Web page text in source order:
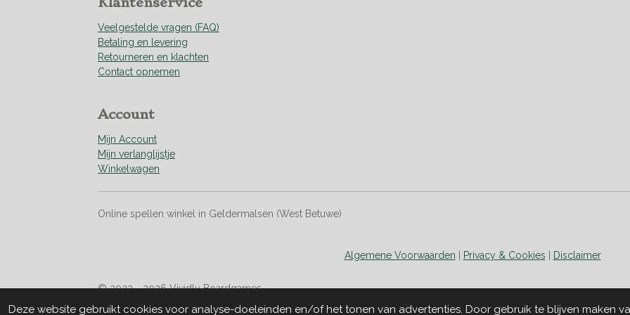
Deze website gebruikt cookies voor analyse-doeleinden en/of het tonen van advertenties. Door gebruik te blijven maken
1
8
8
s
t
e
n
Veelgestelde vragen (FAQ)
Betaling en levering
Retourneren en klachten
Contact opnemen
Account
Mijn Account
Mijn verlanglijstje
Winkelwagen
Online spellen winkel in Geldermalsen (West Betuwe)
Algemene Voorwaarden | Privacy & Cookies | Disclaimer
© 2022 - 2026 Vividly Boardgames